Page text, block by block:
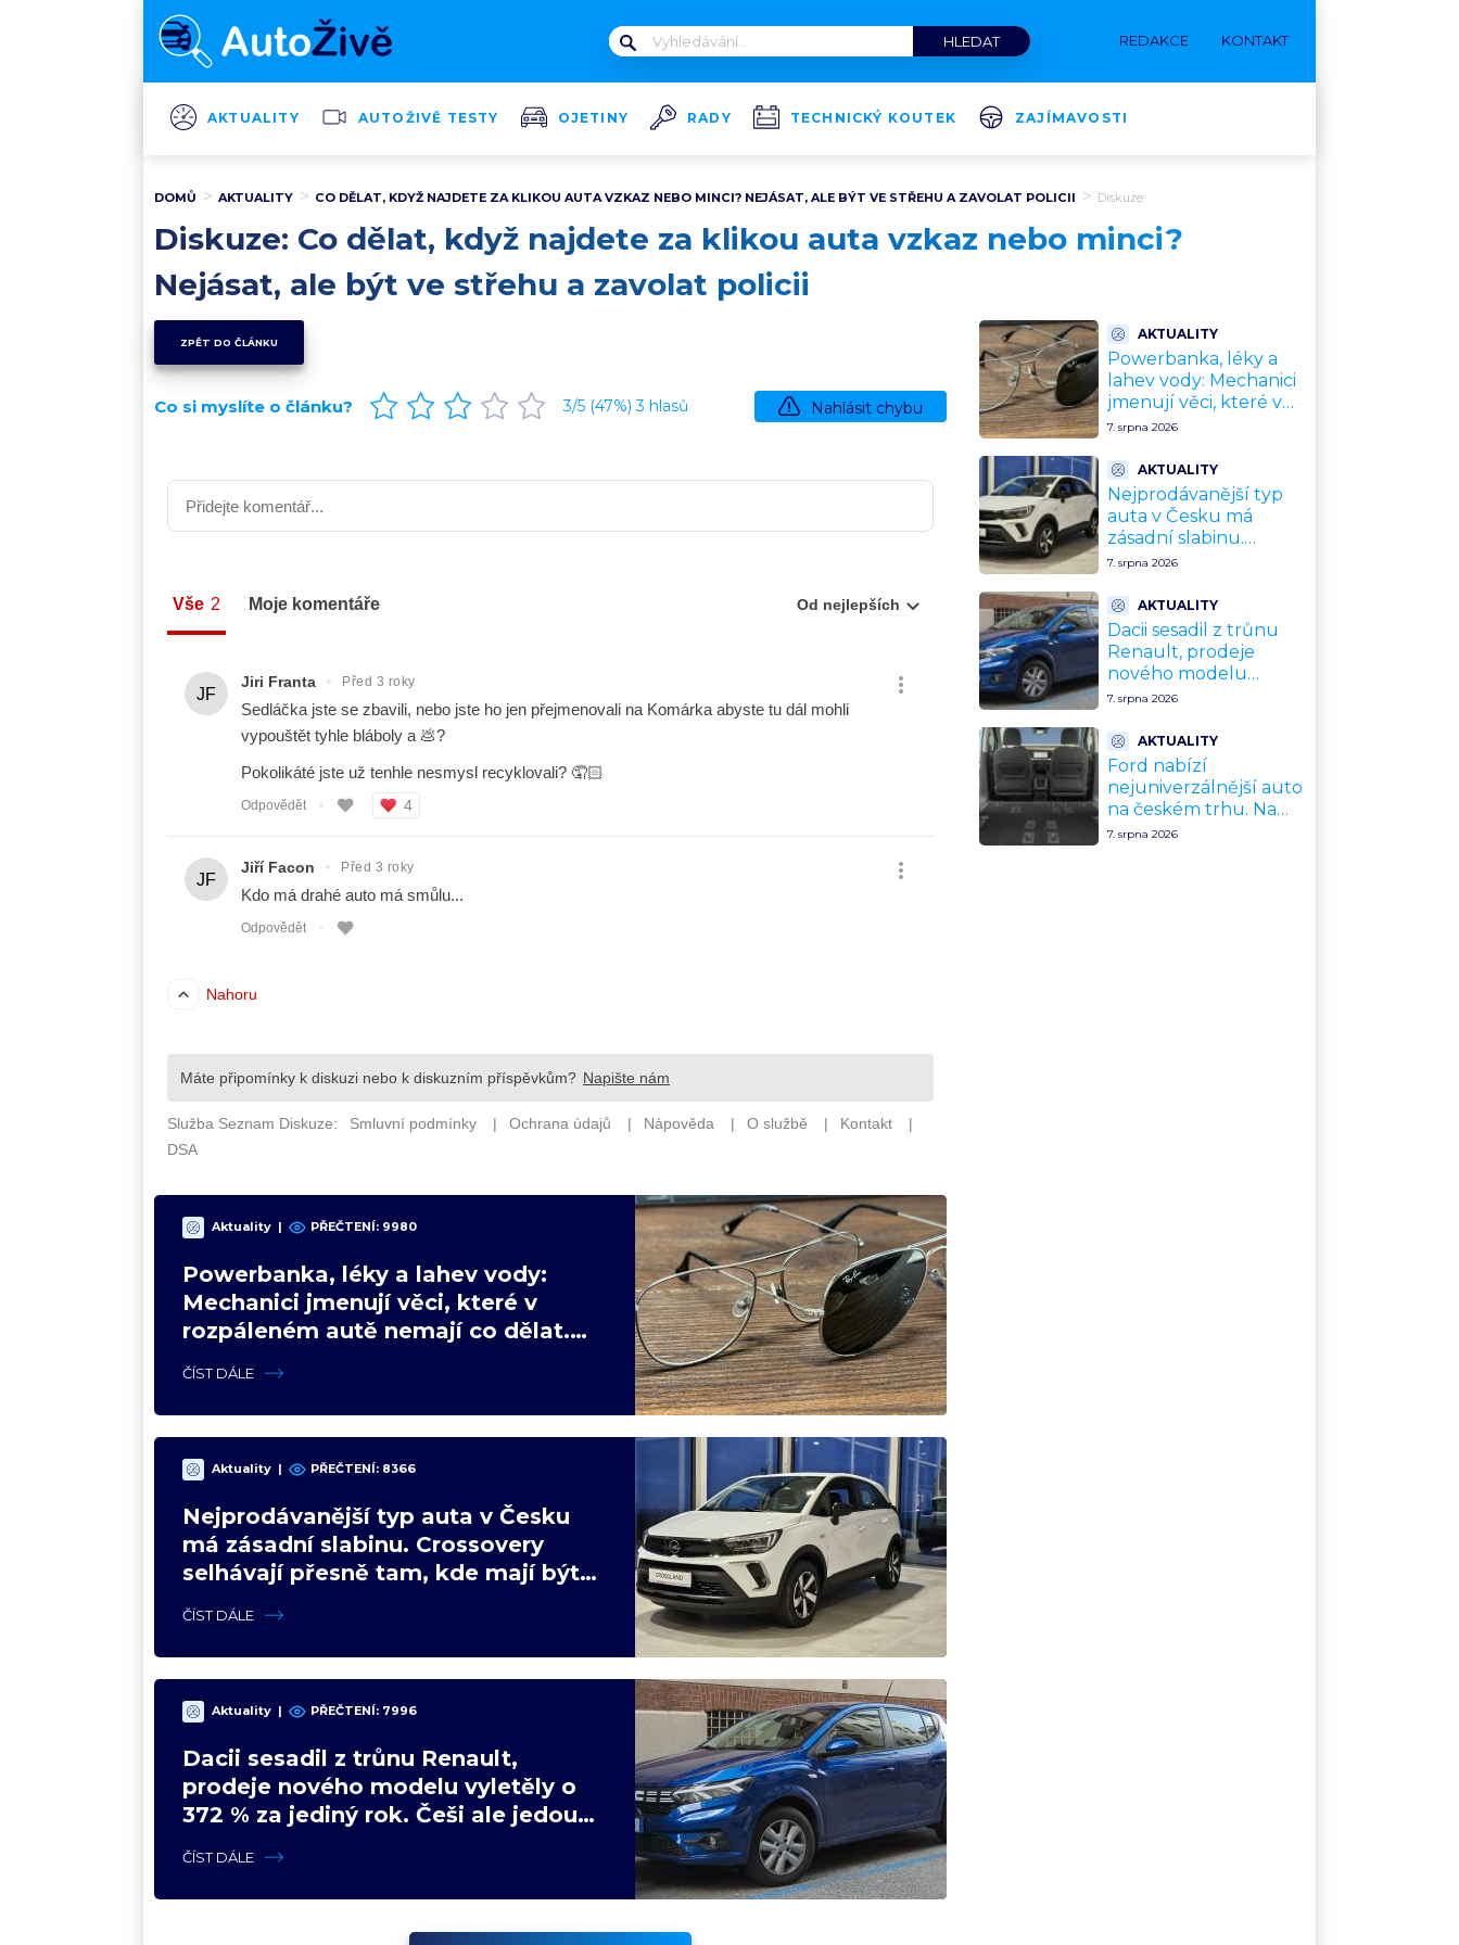
REDAKCE KONTAKT
AKTUALITY AUTOŽIVĚ TESTY OJETINY RADY TECHNICKÝ KOUTEK ZAJÍMAVOSTI
DOMŮ AKTUALITY CO DĚLAT, KDYŽ NAJDETE ZA KLIKOU AUTA VZKAZ NEBO MINCI? NEJÁSAT, ALE BÝT VE STŘEHU A ZAVOLAT POLICII Diskuze
Diskuze: Co dělat, když najdete za klikou auta vzkaz nebo minci?
Nejásat, ale být ve střehu a zavolat policii
ZPĚT DO ČLÁNKU
Co si myslíte o článku? 3/5 (47%)3 hlasů Nahlásit chybu
Aktuality | PŘEČTENÍ: 9980
Powerbanka, léky a lahev vody:
Mechanici jmenují věci, které v
rozpáleném autě nemají co dělat.
Hrozí i požár
ČÍST DÁLE
Aktuality | PŘEČTENÍ: 8366
Nejprodávanější typ auta v Česku
má zásadní slabinu. Crossovery
selhávají přesně tam, kde mají být
nejsilnější
ČÍST DÁLE
Aktuality | PŘEČTENÍ: 7996
Dacii sesadil z trůnu Renault,
prodeje nového modelu vyletěly o
372 % za jediný rok. Češi ale jedou
svojí pohádku
ČÍST DÁLE
AKTUALITY
Powerbanka, léky a
lahev vody: Mechanici
jmenují věci, které v
rozpáleném autě
požár
7. srpna 2026
AKTUALITY
Nejprodávanější typ
auta v Česku má
zásadní slabinu.
Crossovery selhávají
být nejsilnější
7. srpna 2026
AKTUALITY
Dacii sesadil z trůnu
Renault, prodeje
nového modelu
vyletěly o 372 % za
jedou svojí pohádku
7. srpna 2026
AKTUALITY
Ford nabízí
nejuniverzálnější auto
na českém trhu. Na
dovolenou, do práce i
7. srpna 2026